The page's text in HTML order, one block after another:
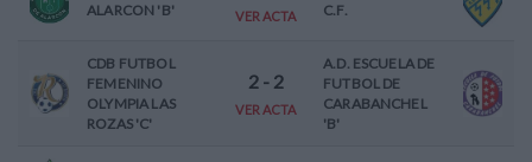
ALARCON 'B'
VER ACTA
C.F.
CDB FUTBOL
FEMENINO
OLYMPIA LAS
ROZAS 'C'
2- 2
VER ACTA
A.D. ESCUELA DE
FUTBOL DE
CARABANCHEL
'B'